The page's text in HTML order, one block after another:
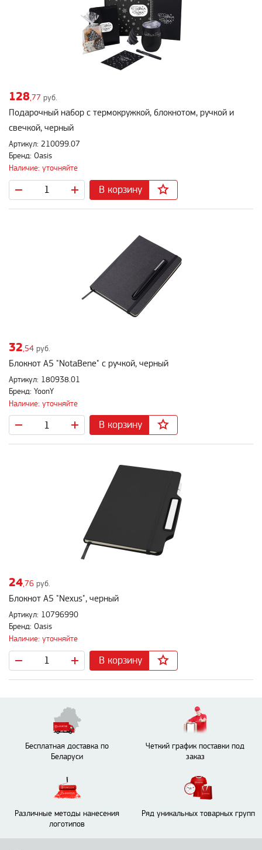
128,77 руб.
Подарочный набор c термокружкой, блокнотом, ручкой и
свечкой, черный
Артикул: 210099.07
Бренд: Oasis
Наличие: уточняйте
В корзину
32 ,54 руб.
Блокнот А5 "NotaBene" с ручкой, черный
Артикул: 180938.01
Бренд: YoonY
Наличие: уточняйте
В корзину
24,76 руб.
Блокнот А5 "Nexus", черный
Артикул: 10796990
Бренд: Oasis
Наличие: уточняйте
В корзину
Бесплатная доставка по
Беларуси
Четкий график поставки под
заказ
Различные методы нанесения
логотипов
Ряд уникальных товарных групп